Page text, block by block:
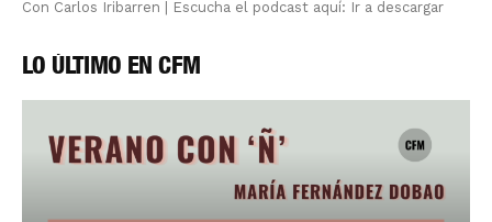
Con Carlos Iribarren | Escucha el podcast aquí: Ir a descargar
LO ÚLTIMO EN CFM